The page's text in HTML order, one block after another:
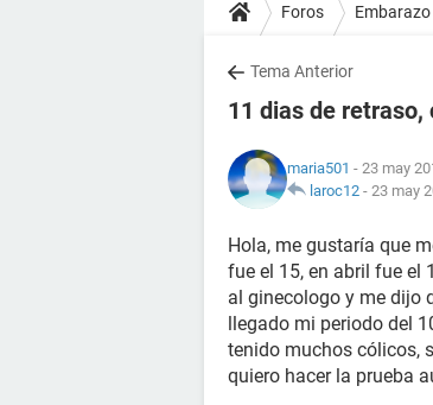
Foros Embarazo
Tema Anterior
11 dias de retraso,
maria501 - 23 may
laroc12 - 23 may
Hola, me gustaría que
fue el 15, en abril fue el
al ginecologo y me dijo
llegado mi periodo del
tenido muchos cólicos,
quiero hacer la prueba